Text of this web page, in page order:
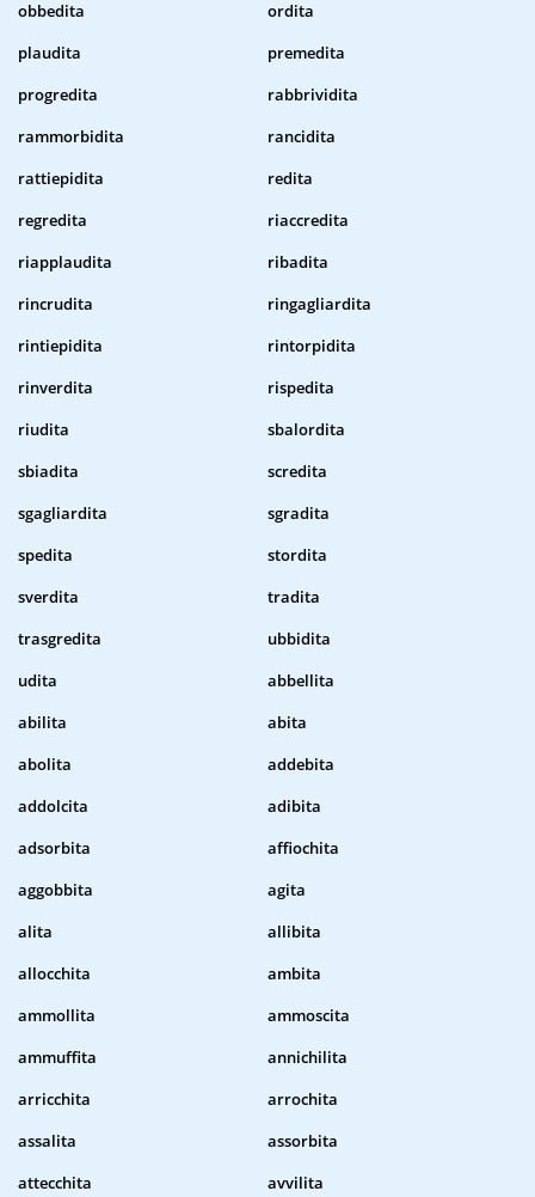
obbedita
ordita
plaudita
premedita
progredita
rabbrividita
rammorbidita
rancidita
rattiepidita
redita
regredita
riaccredita
riapplaudita
ribadita
rincrudita
ringagliardita
rintiepidita
rintorpidita
rinverdita
rispedita
riudita
sbalordita
sbiadita
scredita
sgagliardita
sgradita
spedita
stordita
sverdita
tradita
trasgredita
ubbidita
udita
abbellita
abilita
abita
abolita
addebita
addolcita
adibita
adsorbita
affiochita
aggobbita
agita
alita
allibita
allocchita
ambita
ammollita
ammoscita
ammuffita
annichilita
arricchita
arrochita
assalita
assorbita
attecchita
avvilita